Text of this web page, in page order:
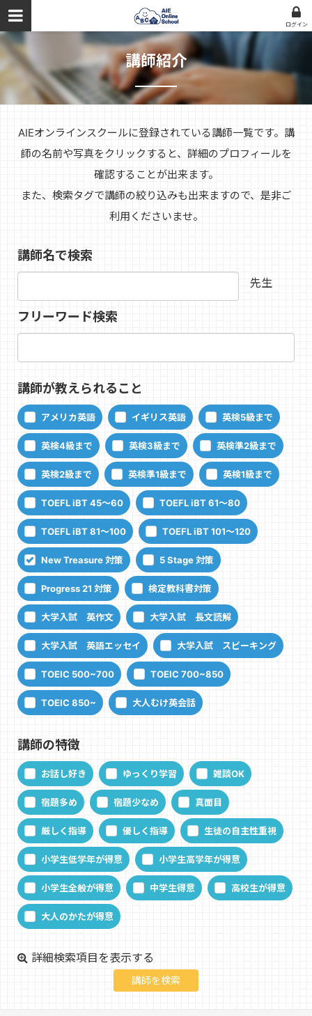
ログイン
講師紹介
AIEオンラインスクールに登録されている講師一覧です。講
師の名前や写真をクリックすると、詳細のプロフィールを
確認することが出来ます。
また、検索タグで講師の絞り込みも出来ますので、是非ご
利用くださいませ。
講師名で検索
先生
フリーワード検索
講師が教えられること
アメリカ英語 イギリス英語 英検5級まで
英検4級まで 英検3級まで 英検準2級まで
英検2級まで 英検準1級まで 英検1級まで
TOEFL iBT 45～60 TOEFL iBT 61～80
TOEFL iBT 81～100 TOEFL iBT 101～120
New Treasure 対策 5 Stage 対策
Progress 21 対策 検定教科書対策
大学入試 英作文 大学入試 長文読解
大学入試 英語エッセイ 大学入試 スピーキング
TOEIC 500~700 TOEIC 700~850
TOEIC 850~ 大人むけ英会話
講師の特徴
お話し好き ゆっくり学習 雑談OK
宿題多め 宿題少なめ 真面目
厳しく指導 優しく指導 生徒の自主性重視
小学生低学年が得意 小学生高学年が得意
小学生全般が得意 中学生得意 高校生が得意
大人のかたが得意
詳細検索項目を表示する